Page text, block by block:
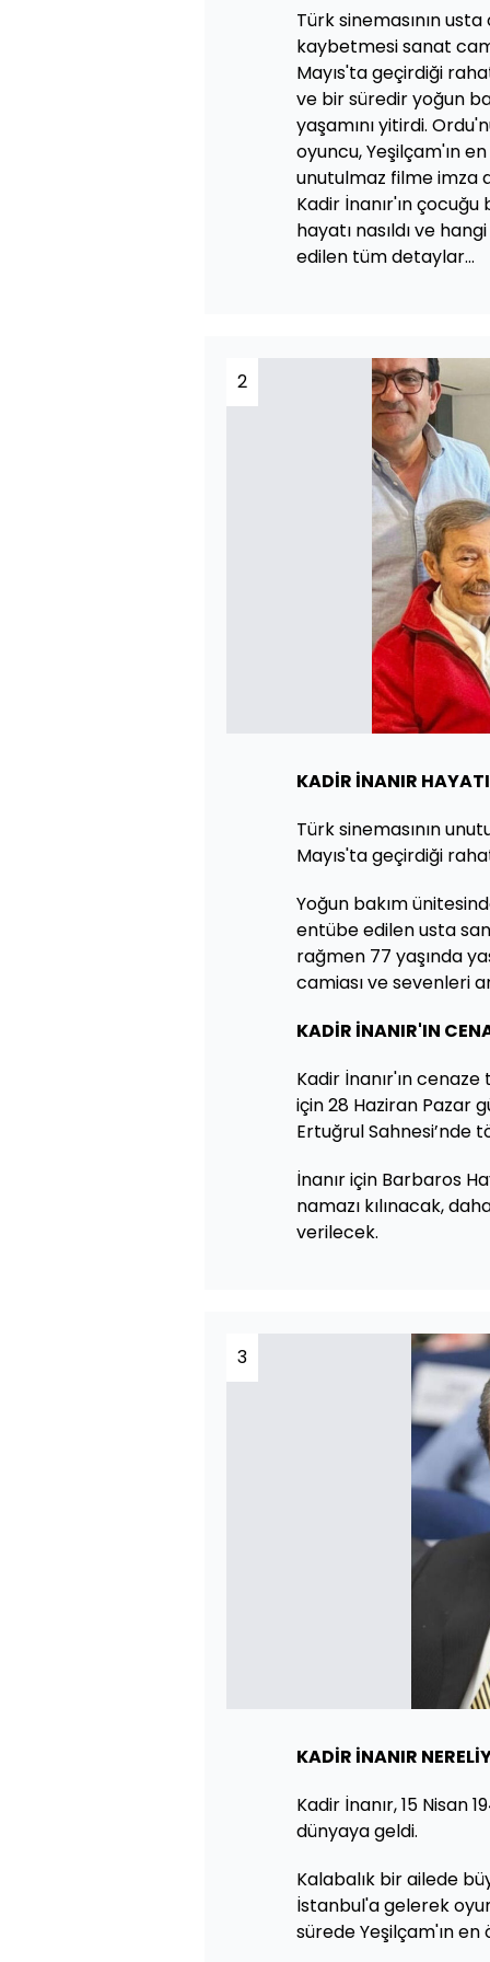
Türk sinemasının
kaybetmesi sanat
Mayıs'ta geçirdiği
ve bir süredir yoğun
yaşamını yitirdi.
oyuncu, Yeşilçam'ın
unutulmaz filme imza
Kadir İnanır'ın çocuğu
hayatı nasıldı ve
edilen tüm detaylar...
2
KADİR İNANIR
Türk sinemasının
Mayıs'ta geçirdiği
Yoğun bakım
entübe edilen usta
rağmen 77 yaşında
camiası ve sevenleri
KADİR İNANIR'IN
Kadir İnanır'ın
için 28 Haziran Pazar
Ertuğrul Sahnesi’nde
İnanır için Barbaros
namazı kılınacak,
verilecek.
3
KADİR İNANIR
Kadir İnanır, 15 Nisan
dünyaya geldi.
Kalabalık bir ailede
İstanbul'a gelerek
sürede Yeşilçam'ın